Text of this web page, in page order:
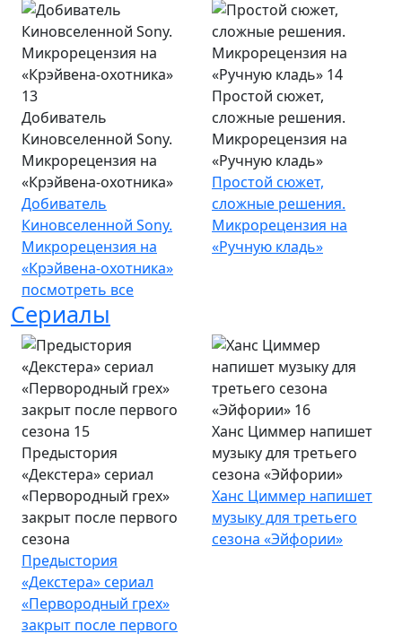
Добиватель
Киновселенной Sony.
Микрорецензия на
«Крэйвена-охотника»
Добиватель
Киновселенной Sony.
Микрорецензия на
«Крэйвена-охотника»
Простой сюжет,
сложные решения.
Микрорецензия на
«Ручную кладь»
Простой сюжет,
сложные решения.
Микрорецензия на
«Ручную кладь»
посмотреть все
Сериалы
Предыстория
«Декстера» сериал
«Первородный грех»
закрыт после первого
сезона
Предыстория
«Декстера» сериал
«Первородный грех»
закрыт после первого
Ханс Циммер напишет
музыку для третьего
сезона «Эйфории»
Ханс Циммер напишет
музыку для третьего
сезона «Эйфории»